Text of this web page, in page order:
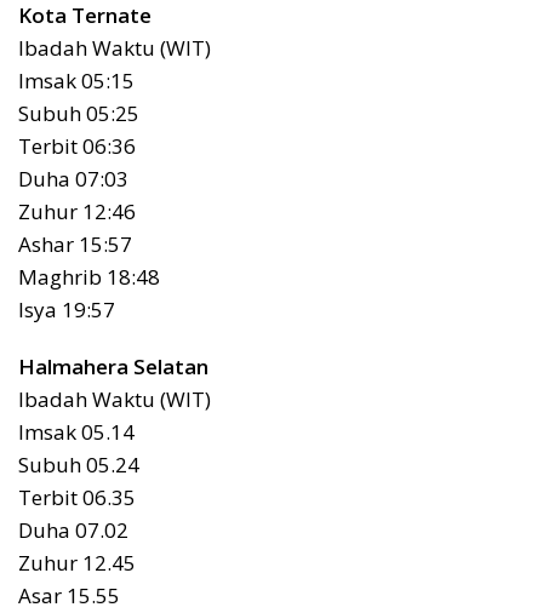
Kota Ternate
Ibadah Waktu (WIT)
Imsak 05:15
Subuh 05:25
Terbit 06:36
Duha 07:03
Zuhur 12:46
Ashar 15:57
Maghrib 18:48
Isya 19:57
Halmahera Selatan
Ibadah Waktu (WIT)
Imsak 05.14
Subuh 05.24
Terbit 06.35
Duha 07.02
Zuhur 12.45
Asar 15.55